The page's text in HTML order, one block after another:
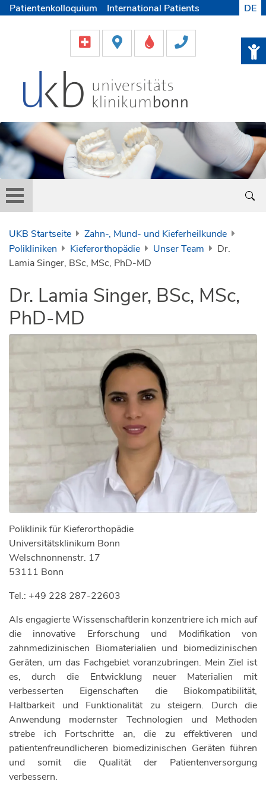
Patientenkolloquium
International Patients
Helfen & Spenden
Medien
DE
UKB Startseite
Zahn-, Mund- und Kieferheilkunde
Polikliniken
Kieferorthopädie Unser Team
Dr.
Lamia Singer, BSc, MSc, PhD-MD
Dr. Lamia Singer, BSc, MSc,
PhD-MD
Poliklinik für Kieferorthopädie
Universitätsklinikum Bonn
Welschnonnenstr. 17
53111 Bonn
Tel.: +49 228 287-22603
Als engagierte Wissenschaftlerin konzentriere ich mich auf
die innovative Erforschung und Modifikation von
zahnmedizinischen Biomaterialien und biomedizinischen
Geräten, um das Fachgebiet voranzubringen. Mein Ziel ist
es, durch die Entwicklung neuer Materialien mit
verbesserten Eigenschaften die Biokompatibilität,
Haltbarkeit und Funktionalität zu steigern. Durch die
Anwendung modernster Technologien und Methoden
strebe ich Fortschritte an, die zu effektiveren und
patientenfreundlicheren biomedizinischen Geräten führen
und somit die Qualität der Patientenversorgung
verbessern.